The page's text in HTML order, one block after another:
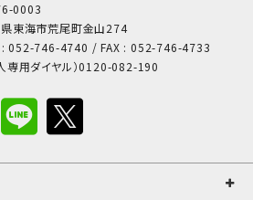
0003
東海市荒尾町金山274
: 052-746-4740 / FAX : 052-746-4733
専用ダイヤル）0120-082-190